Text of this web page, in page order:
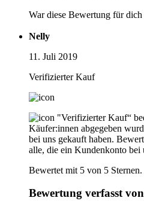
War diese Bewertung für
Nelly
11. Juli 2019
Verifizierter Kauf
"Verifizierter Kauf“
Käufer:innen abgegeben
bei uns gekauft haben.
alle, die ein Kundenkonto bei
Bewertet mit 5 von 5 Sternen.
Bewertung verfasst